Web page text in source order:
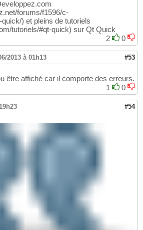
forums/f1596/c-
) et pleins de tutoriels
tutoriels/#qt-quick) sur Qt Quick
2
0
2013 à 01h13 #53
être affiché car il comporte des erreurs.
1
0
#54